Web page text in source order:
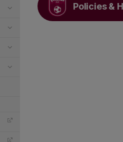
Policies &